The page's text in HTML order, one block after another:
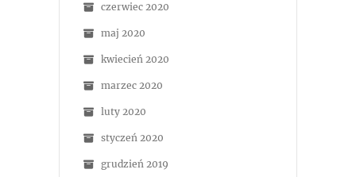
czerwiec 2020
maj 2020
kwiecień 2020
marzec 2020
luty 2020
styczeń 2020
grudzień 2019